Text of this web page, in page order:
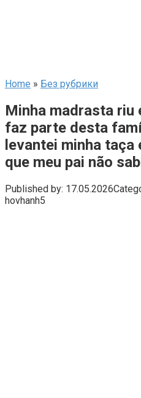
Home » Без рубрики
Minha madrasta riu
faz parte desta
levantei minha
que meu pai não
Published by: 17.05.2026
hovhanh5